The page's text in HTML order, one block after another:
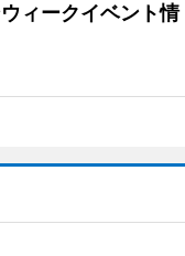
ィークイベント情